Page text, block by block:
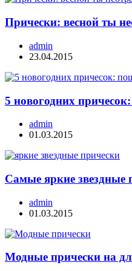
Прически: весной ты
admin
23.04.2015
5 новогодних
admin
01.03.2015
Самые яркие звездные
admin
01.03.2015
Модные прически на